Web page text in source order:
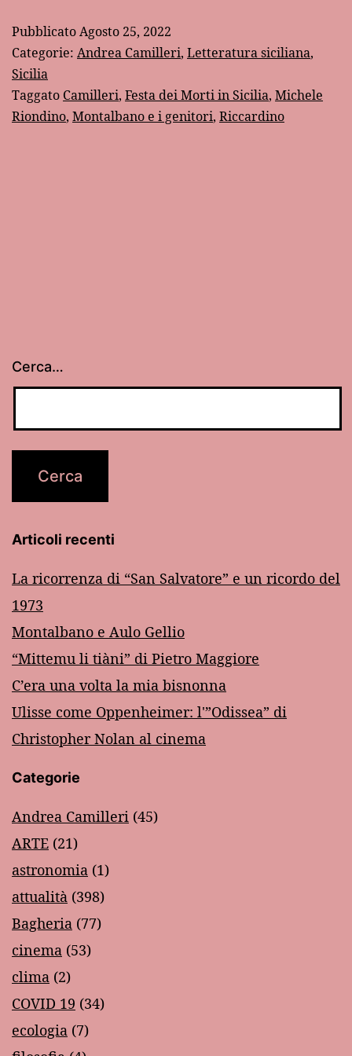
Montalbano
PubblicatoAgosto 25, 2022
Categorie: Andrea Camilleri, Letteratura siciliana,
Sicilia
Taggato Camilleri, Festa dei Morti in Sicilia, Michele
Riondino, Montalbano e i genitori, Riccardino
Cerca…
Articoli recenti
La ricorrenza di “San Salvatore” e un ricordo del
1973
Montalbano e Aulo Gellio
“Mittemu li tiàni” di Pietro Maggiore
C’era una volta la mia bisnonna
Ulisse come Oppenheimer: l'”Odissea” di
Christopher Nolan al cinema
Categorie
Andrea Camilleri (45)
ARTE (21)
astronomia (1)
attualità (398)
Bagheria (77)
cinema (53)
clima (2)
COVID 19 (34)
ecologia (7)